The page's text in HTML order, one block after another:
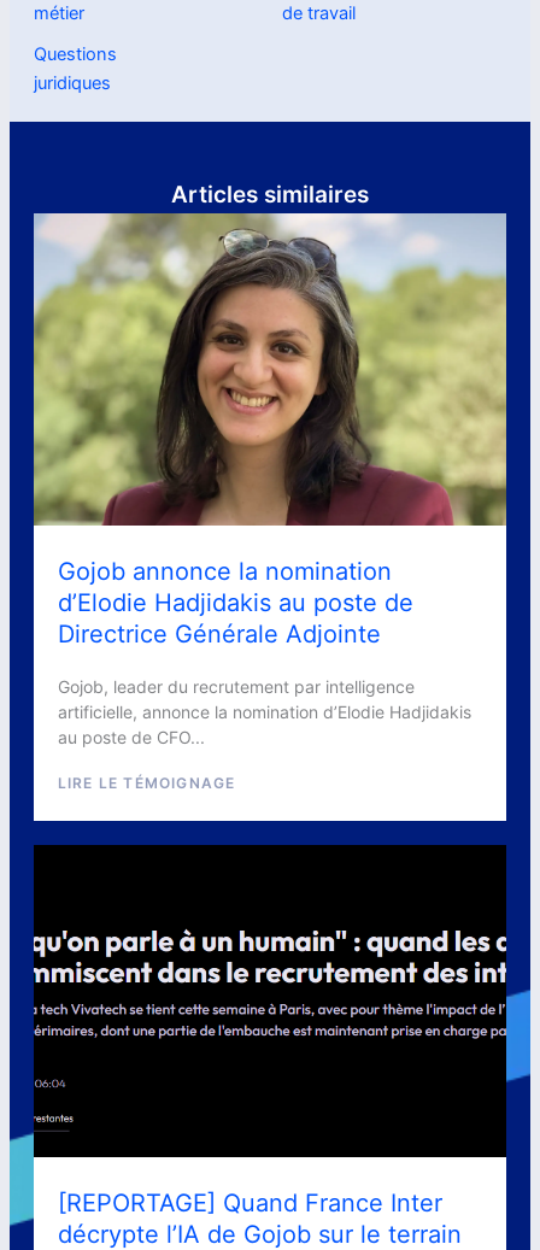
métier
de travail
Questions
juridiques
Articles similaires
Gojob annonce la nomination
d’Elodie Hadjidakis au poste de
Directrice Générale Adjointe
Gojob, leader du recrutement par intelligence
artificielle, annonce la nomination d’Elodie Hadjidakis
au poste de CFO...
LIRE LE TÉMOIGNAGE
[REPORTAGE] Quand France Inter
décrypte l’IA de Gojob sur le terrain